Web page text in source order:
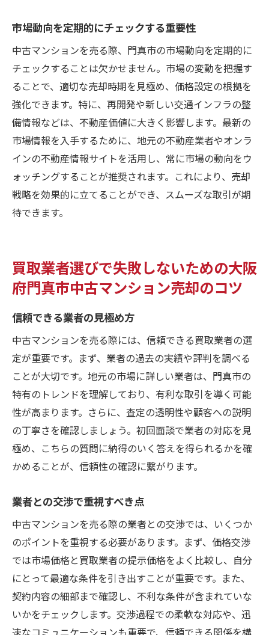
市場動向を定期的にチェックする重要性
中古マンションを売る際、門真市の市場動向を定期的に
チェックすることは欠かせません。市場の変動を把握す
ることで、適切な売却時期を見極め、価格設定の根拠を
強化できます。特に、再開発や新しい交通インフラの整
備情報などは、不動産価値に大きく影響します。最新の
市場情報を入手するために、地元の不動産業者やオンラ
インの不動産情報サイトを活用し、常に市場の動向をウ
ォッチングすることが推奨されます。これにより、売却
戦略を効果的に立てることができ、スムーズな取引が期
待できます。
買取業者選びで失敗しないための大阪
府門真市中古マンション売却のコツ
信頼できる業者の見極め方
中古マンションを売る際には、信頼できる買取業者の選
定が重要です。まず、業者の過去の実績や評判を調べる
ことが大切です。地元の市場に詳しい業者は、門真市の
特有のトレンドを理解しており、有利な取引を導く可能
性が高まります。さらに、査定の透明性や顧客への説明
の丁寧さを確認しましょう。初回面談で業者の対応を見
極め、こちらの質問に納得のいく答えを得られるかを確
かめることが、信頼性の確認に繋がります。
業者との交渉で重視すべき点
中古マンションを売る際の業者との交渉では、いくつか
のポイントを重視する必要があります。まず、価格交渉
では市場価格と買取業者の提示価格をよく比較し、自分
にとって最適な条件を引き出すことが重要です。また、
契約内容の細部まで確認し、不利な条件が含まれていな
いかをチェックします。交渉過程での柔軟な対応や、迅
速なコミュニケーションも重要で、信頼できる関係を構